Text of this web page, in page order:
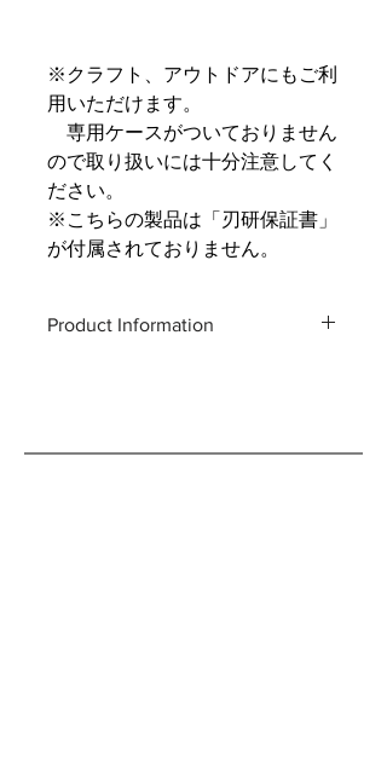
※クラフト、アウトドアにもご利
用いただけます。
専用ケースがついておりません
ので取り扱いには十分注意してく
ださい。
※こちらの製品は「刃研保証書」
が付属されておりません。
Product Information